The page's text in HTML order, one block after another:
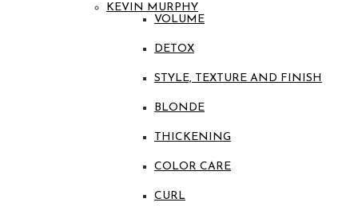
KEVIN MURPHY
VOLUME
DETOX
STYLE, TEXTURE AND FINISH
BLONDE
THICKENING
COLOR CARE
CURL